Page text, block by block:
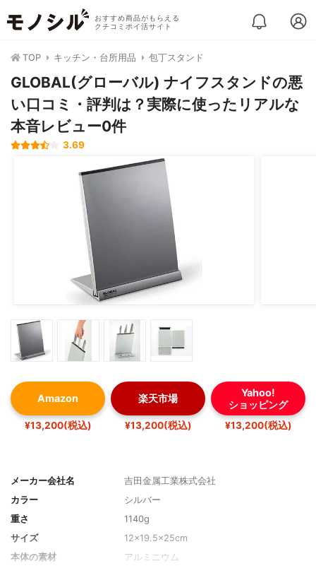
おすすめ商品がもらえる
クチコミポイ活サイト
TOP キッチン・台所用品 包丁スタンド
GLOBAL(グローバル) ナイフスタンドの悪
い口コミ・評判は？実際に使ったリアルな
本音レビュー0件
3.69
Amazon
¥13,200(税込)
楽天市場
¥13,200(税込)
Yahoo!
ショッピング
¥13,200(税込)
メーカー会社名
吉田金属工業株式会社
カラー
シルバー
重さ
1140g
サイズ
12×19.5×25cm
本体の素材
アルミニウム